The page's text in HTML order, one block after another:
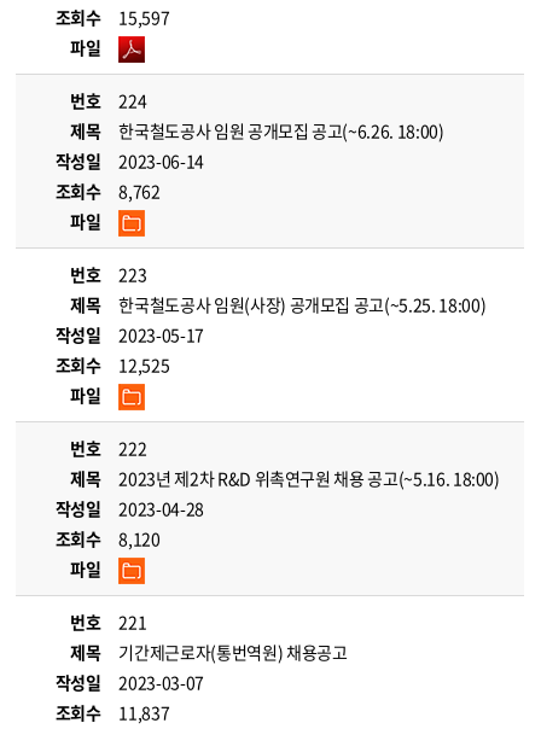
조회수
15,597
파일
번호
224
제목
한국철도공사 임원 공개모집 공고(~6.26. 18:00)
작성일
2023-06-14
조회수
8,762
파일
번호
223
제목
한국철도공사 임원(사장) 공개모집 공고(~5.25. 18:00)
작성일
2023-05-17
조회수
12,525
파일
번호
222
제목
2023년 제2차 R&D 위촉연구원 채용 공고(~5.16. 18:00)
작성일
2023-04-28
조회수
8,120
파일
번호
221
제목
기간제근로자(통번역원) 채용공고
작성일
2023-03-07
조회수
11,837